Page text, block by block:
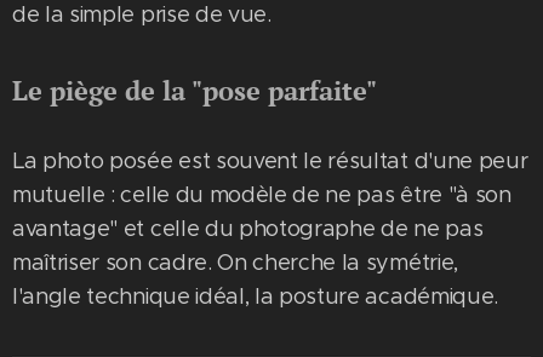
de la simple prise de vue.
Le piège de la "pose parfaite"
La photo posée est souvent le résultat d'une peur
mutuelle : celle du modèle de ne pas être "à son
avantage" et celle du photographe de ne pas
maîtriser son cadre. On cherche la symétrie,
l'angle technique idéal, la posture académique.